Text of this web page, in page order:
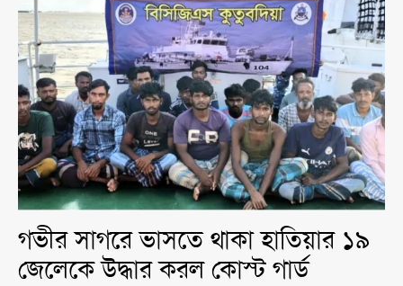
গভীর সাগরে ভাসতে থাকা হাতিয়ার ১৯
জেলেকে উদ্ধার করল কোস্ট গার্ড